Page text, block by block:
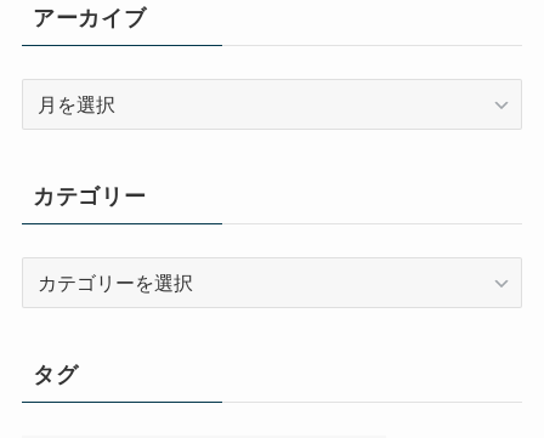
アーカイブ
ブ
カテゴリー
ー
タグ